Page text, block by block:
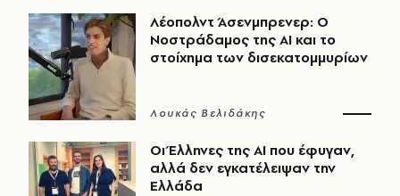
Λέοπολντ Άσενμπρενερ: Ο
Νοστράδαμος της AI και το
στοίχημα των δισεκατομμυρίων
Λουκάς Βελιδάκης
Οι Έλληνες της ΑΙ που έφυγαν,
αλλά δεν εγκατέλειψαν την
Ελλάδα